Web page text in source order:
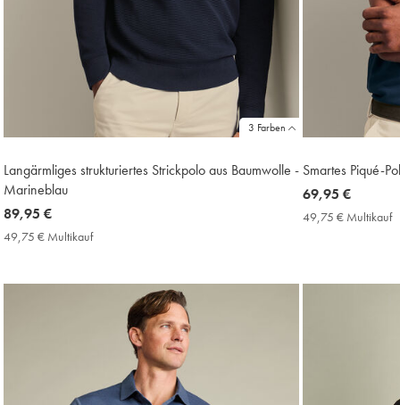
3 Farben
Langärmliges strukturiertes Strickpolo aus Baumwolle -
Marineblau
now
89,95
89,95 €
49,75 € Multikauf49,75
Price
Smartes Piqué-
now
69,95
69,95 €
49,75 € Multikauf